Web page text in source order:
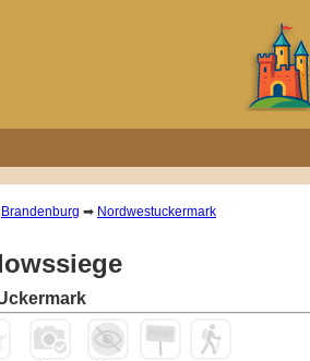
Brandenburg ➡ Nordwestuckermark